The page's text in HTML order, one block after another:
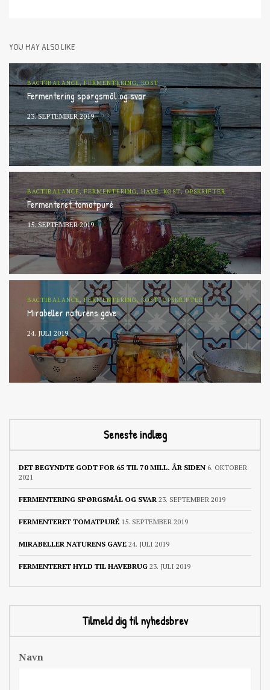
YOU MAY ALSO LIKE
BACTIBALANCE, FERMENTERING, KOST
Fermentering spørgsmål og svar
23. SEPTEMBER 2019
BACTIBALANCE, FERMENTERING, HAVE, KOST, OPSKRIFTER
Fermenteret tomatpuré
15. SEPTEMBER 2019
BACTIBALANCE, FERMENTERING, KOST, OPSKRIFTER
Mirabeller naturens gave
24. JULI 2019
Seneste indlæg
DET BEGYNDTE GODT FOR 65 TIL 70 MILL. ÅR SIDEN 6. OKTOBER
2021
FERMENTERING SPØRGSMÅL OG SVAR 23. SEPTEMBER 2019
FERMENTERET TOMATPURÉ 15. SEPTEMBER 2019
MIRABELLER NATURENS GAVE 24. JULI 2019
FERMENTERET HYLD TIL HAVEBRUG 23. JULI 2019
Tilmeld dig til nyhedsbrev
Navn